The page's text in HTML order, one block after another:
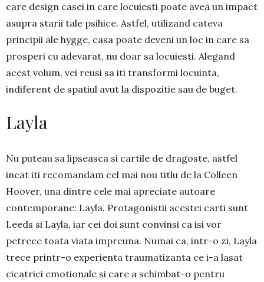
care design casei in care locuiesti poate avea un impact
asupra starii tale psihice. Astfel, utilizand cateva
principii ale hygge, casa poate deveni un loc in care sa
prosperi cu adevarat, nu doar sa locuiesti. Alegand
acest volum, vei reusi sa iti transformi locuinta,
indiferent de spatiul avut la dispozitie sau de buget.
Layla
Nu puteau sa lipseasca si cartile de dragoste, astfel
incat iti recomandam cel mai nou titlu de la Colleen
Hoover, una dintre cele mai apreciate autoare
contemporane: Layla. Protagonistii acestei carti sunt
Leeds si Layla, iar cei doi sunt convinsi ca isi vor
petrece toata viata impreuna. Numai ca, intr-o zi, Layla
trece printr-o experienta traumatizanta ce i-a lasat
cicatrici emotionale si care a schimbat-o pentru